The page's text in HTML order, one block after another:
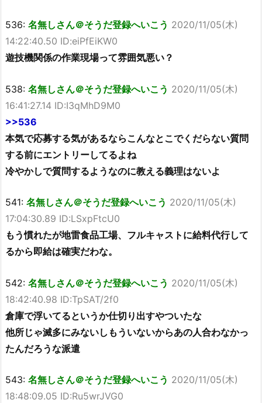
536: 名無しさん＠そうだ登録へいこう 2020/11/05(木)
14:22:40.50 ID:eiPfEiKW0
遊技機関係の作業現場って雰囲気悪い？
538: 名無しさん＠そうだ登録へいこう 2020/11/05(木)
16:41:27.14 ID:I3qMhD9M0
>>536
本気で応募する気があるならこんなとこでくだらない質問
する前にエントリーしてるよね
冷やかしで質問するようなのに教える義理はないよ
541: 名無しさん＠そうだ登録へいこう 2020/11/05(木)
17:04:30.89 ID:LSxpFtcU0
もう慣れたが地雷食品工場、フルキャストに給料代行して
るから即給は確実だわな。
542: 名無しさん＠そうだ登録へいこう 2020/11/05(木)
18:42:40.98 ID:TpSAT/2f0
倉庫で浮いてるというか仕切り出すやついたな
他所じゃ滅多にみないしもういないからあの人合わなかっ
たんだろうな派遣
543: 名無しさん＠そうだ登録へいこう 2020/11/05(木)
18:48:09.05 ID:Ru5wrJVG0